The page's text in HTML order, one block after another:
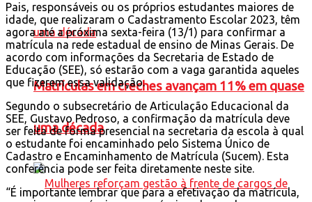
Matrículas em creches avançam 11% em quase
uma década
Pais, responsáveis ou os próprios estudantes maiores de
idade, que realizaram o Cadastramento Escolar 2023, têm
agora até a próxima sexta-feira (13/1) para confirmar a
matrícula na rede estadual de ensino de Minas Gerais. De
acordo com informações da Secretaria de Estado de
Educação (SEE), só estarão com a vaga garantida aqueles
que fizerem essa validação.
Segundo o subsecretário de Articulação Educacional da
SEE, Gustavo Pedroso, a confirmação da matrícula deve
ser feita de forma presencial na secretaria da escola à qual
o estudante foi encaminhado pelo Sistema Único de
Cadastro e Encaminhamento de Matrícula (Sucem). Esta
conferência pode ser feita diretamente neste site.
“É importante lembrar que para a efetivação da matrícula,